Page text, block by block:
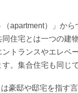
apartment）」か
住宅とは一つの建
トランスやエレベ
。集合住宅も同じで
豪邸や邸宅を指す